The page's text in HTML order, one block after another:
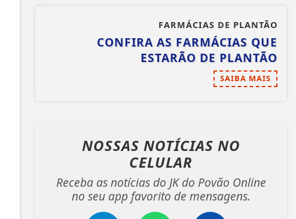
FARMÁCIAS DE PLANTÃO
CONFIRA AS FARMÁCIAS QUE
ESTARÃO DE PLANTÃO
SAIBA MAIS
NOSSAS NOTÍCIAS NO
CELULAR
Receba as notícias do JK do Povão Online
no seu app favorito de mensagens.